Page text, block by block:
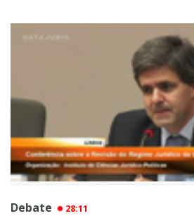
Debate 28:11